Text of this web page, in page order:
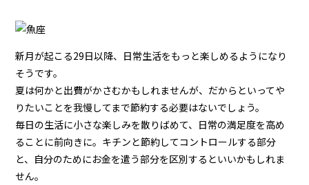
新月が起こる29日以降、日常生活をもっと楽しめるようになり
そうです。
夏は何かと出費がかさむかもしれませんが、だからといってや
りたいことを我慢してまで節約する必要はないでしょう。
毎日の生活に小さな楽しみを散りばめて、日常の満足度を高め
ることに前向きに。キチンと節約してコントロールする部分
と、自分のためにお金を遣う部分を区別するといいかもしれま
せん。